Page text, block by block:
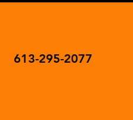
613-295-2077